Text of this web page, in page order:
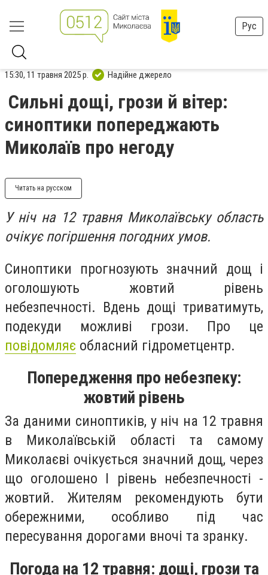
Рус
15:30, 11 травня 2025 р. Надійне джерело
Сильні дощі, грози й вітер:
синоптики попереджають
Миколаїв про негоду
Читать на русском
У ніч на 12 травня Миколаївську область
очікує погіршення погодних умов.
Синоптики прогнозують значний дощ і
оголошують жовтий рівень
небезпечності. Вдень дощі триватимуть,
подекуди можливі грози. Про це
повідомляє обласний гідрометцентр.
Попередження про небезпеку:
жовтий рівень
За даними синоптиків, у ніч на 12 травня
в Миколаївській області та самому
Миколаєві очікується значний дощ, через
що оголошено І рівень небезпечності -
жовтий. Жителям рекомендують бути
обережними, особливо під час
пересування дорогами вночі та зранку.
Погода на 12 травня: дощі, грози та